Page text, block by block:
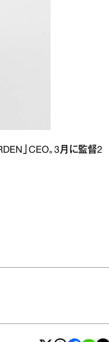
」CEO。3月に監督2